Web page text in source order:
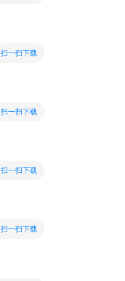
扫一扫下载
扫一扫下载
扫一扫下载
扫一扫下载